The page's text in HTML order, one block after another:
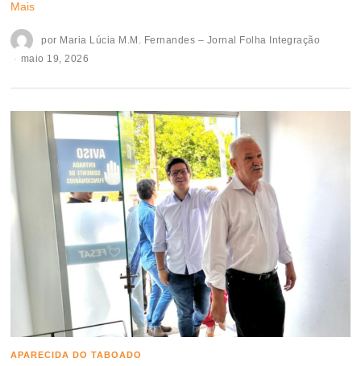
Mais
por Maria Lúcia M.M. Fernandes – Jornal Folha Integração
maio 19, 2026
APARECIDA DO TABOADO